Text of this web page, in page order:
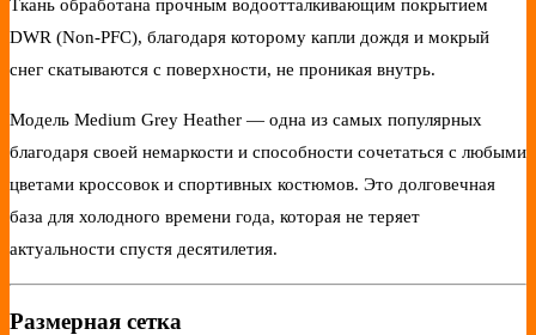
Ткань обработана прочным водоотталкивающим покрытием
DWR (Non-PFC), благодаря которому капли дождя и мокрый
снег скатываются с поверхности, не проникая внутрь.
Модель Medium Grey Heather — одна из самых популярных
благодаря своей немаркости и способности сочетаться с любыми
цветами кроссовок и спортивных костюмов. Это долговечная
база для холодного времени года, которая не теряет
актуальности спустя десятилетия.
Размерная сетка